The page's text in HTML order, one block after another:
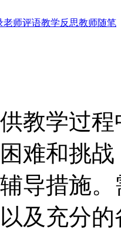
老师评语教学反思教师随笔
教学过
难和挑
导措施
及充分